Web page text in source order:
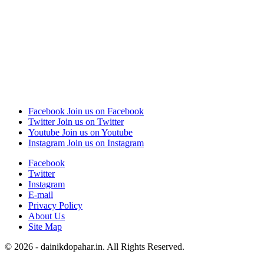
Facebook Join us on Facebook
Twitter Join us on Twitter
Youtube Join us on Youtube
Instagram Join us on Instagram
Facebook
Twitter
Instagram
E-mail
Privacy Policy
About Us
Site Map
© 2026 - dainikdopahar.in. All Rights Reserved.